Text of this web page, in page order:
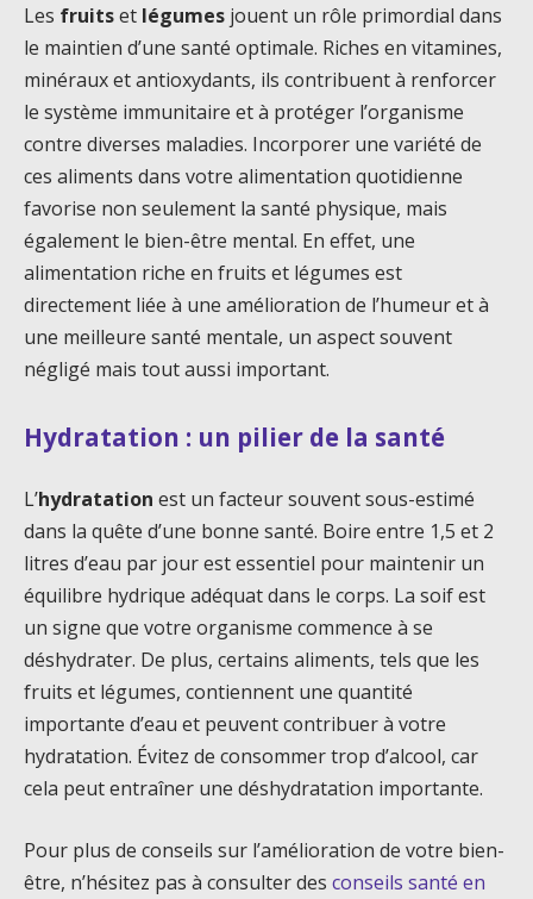
Les fruitset légumes jouent un rôle primordial dans
le maintien d’une santé optimale. Riches en vitamines,
minéraux et antioxydants, ils contribuent à renforcer
le système immunitaire et à protéger l’organisme
contre diverses maladies. Incorporer une variété de
ces aliments dans votre alimentation quotidienne
favorise non seulement la santé physique, mais
également le bien-être mental. En effet, une
alimentation riche en fruits et légumes est
directement liée à une amélioration de l’humeur et à
une meilleure santé mentale, un aspect souvent
négligé mais tout aussi important.
Hydratation : un pilier de la santé
L’hydratation est un facteur souvent sous-estimé
dans la quête d’une bonne santé. Boire entre 1,5 et 2
litres d’eau par jour est essentiel pour maintenir un
équilibre hydrique adéquat dans le corps. La soif est
un signe que votre organisme commence à se
déshydrater. De plus, certains aliments, tels que les
fruits et légumes, contiennent une quantité
importante d’eau et peuvent contribuer à votre
hydratation. Évitez de consommer trop d’alcool, car
cela peut entraîner une déshydratation importante.
Pour plus de conseils sur l’amélioration de votre bien-
être, n’hésitez pas à consulter des conseils santé en